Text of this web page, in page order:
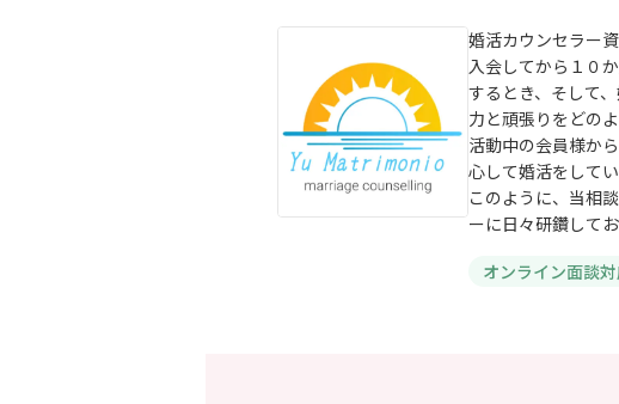
婚活カウンセラー
入会してから１０
するとき、そして
力と頑張りをどの
活動中の会員様か
心して婚活をして
このように、当相
ーに日々研鑽してお
オンライン面談